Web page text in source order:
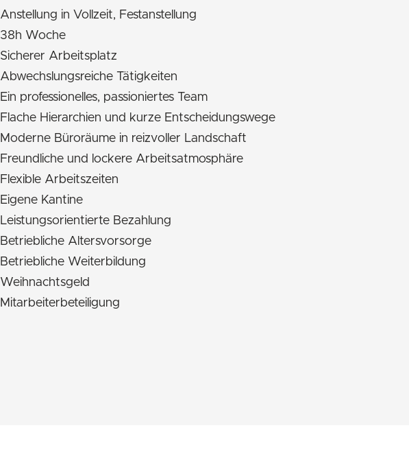
Anstellung in Vollzeit, Festanstellung
38h Woche
Sicherer Arbeitsplatz
Abwechslungsreiche Tätigkeiten
Ein professionelles, passioniertes Team
Flache Hierarchien und kurze Entscheidungswege
Moderne Büroräume in reizvoller Landschaft
Freundliche und lockere Arbeitsatmosphäre
Flexible Arbeitszeiten
Eigene Kantine
Leistungsorientierte Bezahlung
Betriebliche Altersvorsorge
Betriebliche Weiterbildung
Weihnachtsgeld
Mitarbeiterbeteiligung